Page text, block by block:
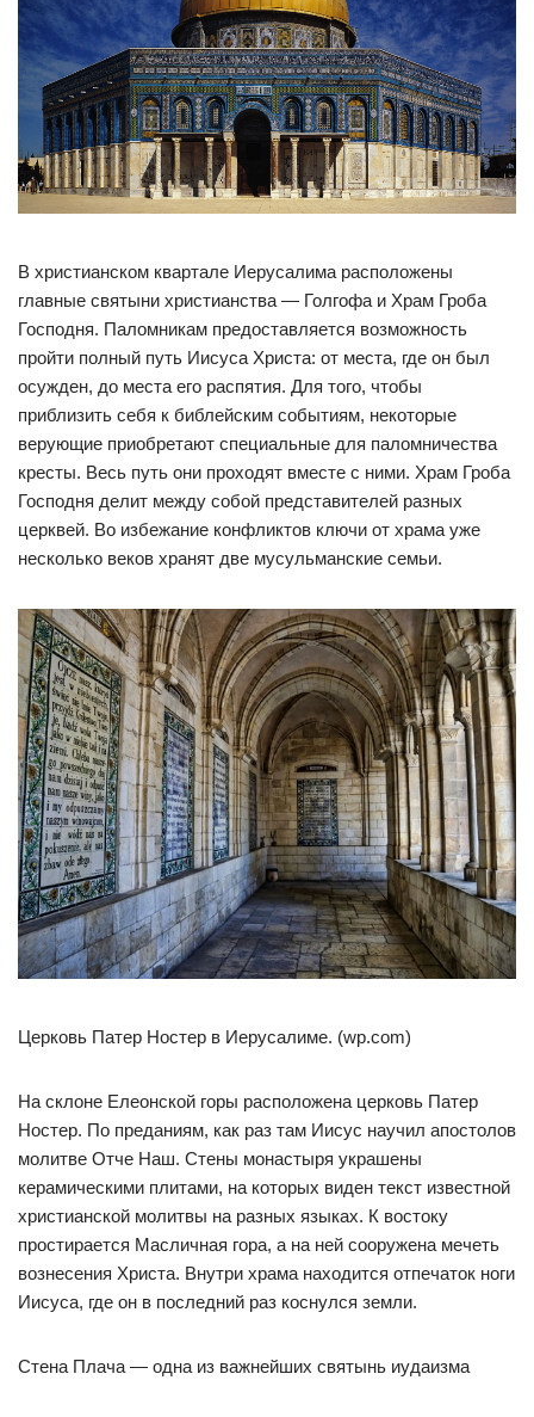
В христианском квартале Иерусалима расположены
главные святыни христианства — Голгофа и Храм Гроба
Господня. Паломникам предоставляется возможность
пройти полный путь Иисуса Христа: от места, где он был
осужден, до места его распятия. Для того, чтобы
приблизить себя к библейским событиям, некоторые
верующие приобретают специальные для паломничества
кресты. Весь путь они проходят вместе с ними. Храм Гроба
Господня делит между собой представителей разных
церквей. Во избежание конфликтов ключи от храма уже
несколько веков хранят две мусульманские семьи.
Церковь Патер Ностер в Иерусалиме. (wp.com)
На склоне Елеонской горы расположена церковь Патер
Ностер. По преданиям, как раз там Иисус научил апостолов
молитве Отче Наш. Стены монастыря украшены
керамическими плитами, на которых виден текст известной
христианской молитвы на разных языках. К востоку
простирается Масличная гора, а на ней сооружена мечеть
вознесения Христа. Внутри храма находится отпечаток ноги
Иисуса, где он в последний раз коснулся земли.
Стена Плача — одна из важнейших святынь иудаизма